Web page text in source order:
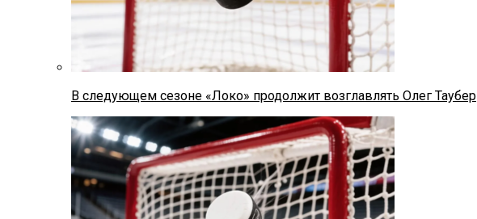
В следующем сезоне «Локо» продолжит возглавлять Олег Таубер